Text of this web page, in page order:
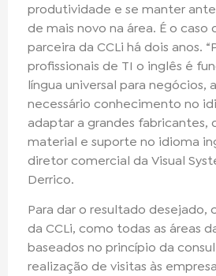
produtividade e se manter
de mais novo na área. É o caso
parceira da CCLi há dois anos.
profissionais de TI o inglês é
língua universal para negócios,
necessário conhecimento no
adaptar a grandes fabricantes,
material e suporte no idioma
diretor comercial da Visual
Derrico.
Para dar o resultado desejado,
da CCLi, como todas as áreas
baseados no princípio da
realização de visitas às